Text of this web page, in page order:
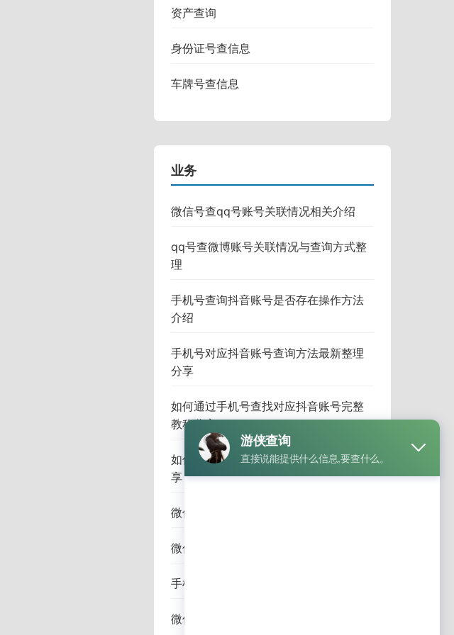
资产查询
身份证号查信息
车牌号查信息
业务
微信号查qq号账号关联情况相关介绍
qq号查微博账号关联情况与查询方式整
理
手机号查询抖音账号是否存在操作方法
介绍
手机号对应抖音账号查询方法最新整理
分享
如何通过手机号查找对应抖音账号完整
教程分享
如何通过微信查完整手机号方法介绍分
享
微信怎么查绑定手机号详细教程完整版
微信怎么查询手机号码详细步骤与技巧
手机号查微信账号详细教程与经验分享
微信如何查询好友手机号方法全面解析